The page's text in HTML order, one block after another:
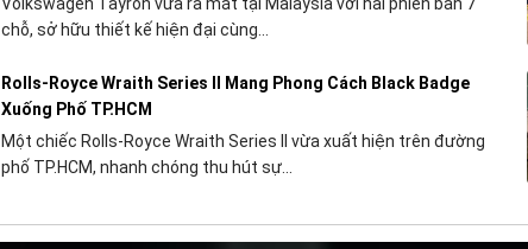
chỗ, sở hữu thiết kế hiện đại cùng...
Rolls-Royce Wraith Series II Mang Phong Cách Black Badge
Xuống Phố TP.HCM
Một chiếc Rolls-Royce Wraith Series II vừa xuất hiện trên đường
phố TP.HCM, nhanh chóng thu hút sự...